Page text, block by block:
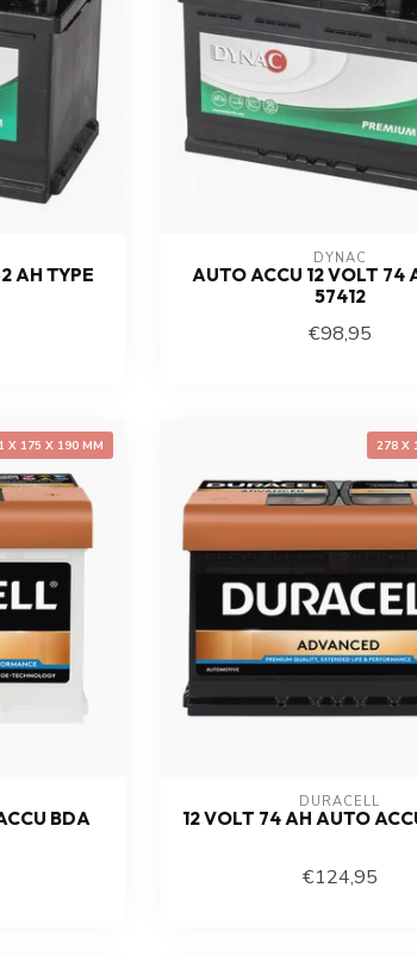
AH TYPE
DYNAC
AUTO ACCU 12 VOLT 74
57412
€98,95
X 175 X 190 MM
BDA
278 X
DURACELL
12 VOLT 74 AH AUTO
€124,95